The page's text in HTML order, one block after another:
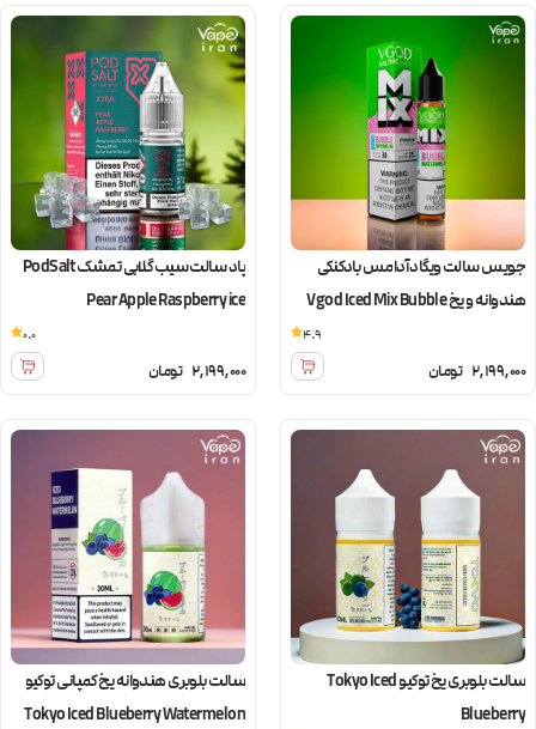
جویس سالت ویگاد آدامس بادکنکی
هندوانه و یخ Vgod Iced Mix Bubble
2,199,000 تومان
4.9
پاد سالت سیب گلابی تمشک PodSalt
Pear Apple Raspberry ice
2,199,000 تومان
0.0
سالت بلوبری یخ توکیو Tokyo Iced
Blueberry
سالت بلوبری هندوانه یخ کمپانی توکیو
Tokyo Iced Blueberry Watermelon